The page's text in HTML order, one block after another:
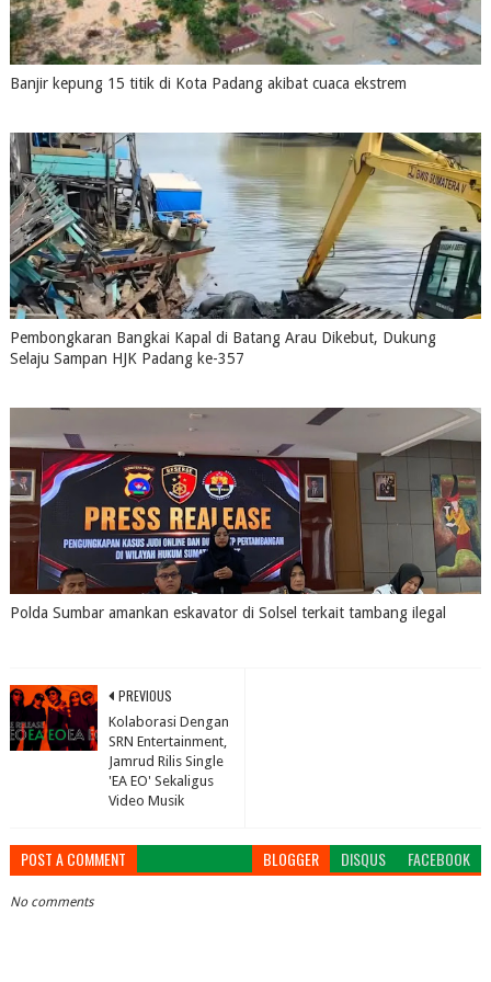
Banjir kepung 15 titik di Kota Padang akibat cuaca ekstrem
Pembongkaran Bangkai Kapal di Batang Arau Dikebut, Dukung
Selaju Sampan HJK Padang ke-357
Polda Sumbar amankan eskavator di Solsel terkait tambang ilegal
PREVIOUS
Kolaborasi Dengan
SRN Entertainment,
Jamrud Rilis Single
'EA EO' Sekaligus
Video Musik
POST A COMMENT BLOGGER DISQUS FACEBOOK
No comments